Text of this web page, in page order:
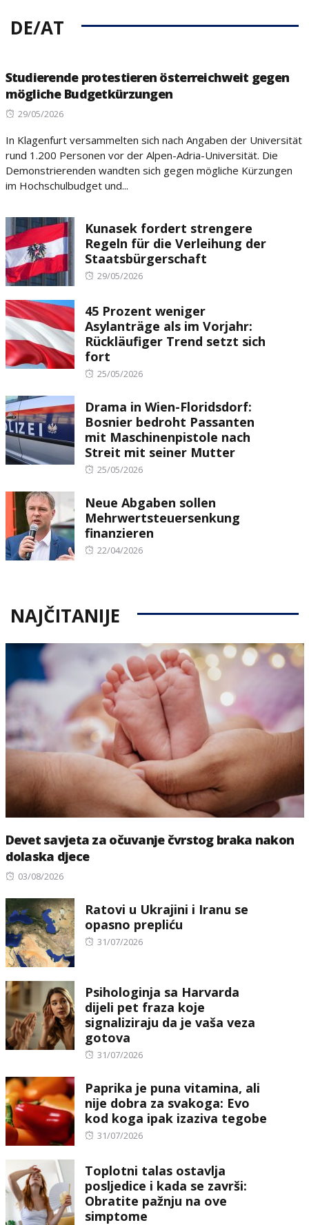
DE/AT
Studierende protestieren österreichweit gegen
mögliche Budgetkürzungen
Posted
29/05/2026
In Klagenfurt versammelten sich nach Angaben der Universität
rund 1.200 Personen vor der Alpen-Adria-Universität. Die
Demonstrierenden wandten sich gegen mögliche Kürzungen
im Hochschulbudget und...
Kunasek fordert strengere
Regeln für die Verleihung der
Staatsbürgerschaft
Posted
29/05/2026
45 Prozent weniger
Asylanträge als im Vorjahr:
Rückläufiger Trend setzt sich
fort
Posted
25/05/2026
Drama in Wien-Floridsdorf:
Bosnier bedroht Passanten
mit Maschinenpistole nach
Streit mit seiner Mutter
Posted
25/05/2026
Neue Abgaben sollen
Mehrwertsteuersenkung
finanzieren
Posted
22/04/2026
NAJČITANIJE
Devet savjeta za očuvanje čvrstog braka nakon
dolaska djece
Posted
03/08/2026
Ratovi u Ukrajini i Iranu se
opasno prepliću
Posted
31/07/2026
Psihologinja sa Harvarda
dijeli pet fraza koje
signaliziraju da je vaša veza
gotova
Posted
31/07/2026
Paprika je puna vitamina, ali
nije dobra za svakoga: Evo
kod koga ipak izaziva tegobe
Posted
31/07/2026
Toplotni talas ostavlja
posljedice i kada se završi:
Obratite pažnju na ove
simptome